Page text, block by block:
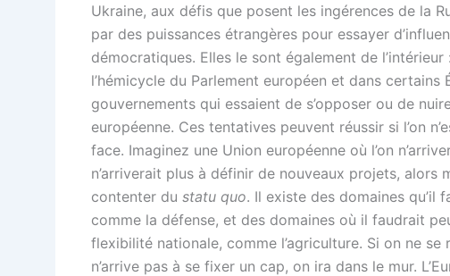
Ukraine, aux défis que posent les ingérences de la
par des puissances étrangères pour essayer
démocratiques. Elles le sont également de
l’hémicycle du Parlement européen et dans certains
gouvernements qui essaient de s’opposer ou de
européenne. Ces tentatives peuvent réussir si l’on
face. Imaginez une Union européenne où l’on
n’arriverait plus à définir de nouveaux projets, alors
contenter du statu quo. Il existe des domaines qu’il
comme la défense, et des domaines où il faudrait
flexibilité nationale, comme l’agriculture. Si on ne se
n’arrive pas à se fixer un cap, on ira dans le mur.